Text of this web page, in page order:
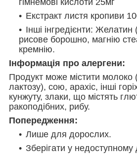
Екстракт листя кропиви
Інші інгредієнти: Желатин
рисове борошно, магнію
кремнію.
Інформація про алергени:
Продукт може містити
лактозу), сою, арахіс, інші
кунжуту, злаки, що містять
ракоподібних, рибу.
Попередження:
Лише для дорослих.
Зберігати у недоступному